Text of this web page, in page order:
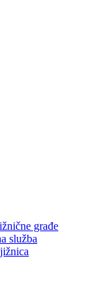
građe
služba